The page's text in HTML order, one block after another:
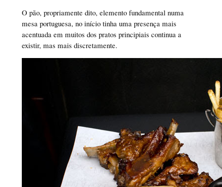
O pão, propriamente dito, elemento fundamental numa
mesa portuguesa, no início tinha uma presença mais
acentuada em muitos dos pratos principiais continua a
existir, mas mais discretamente.